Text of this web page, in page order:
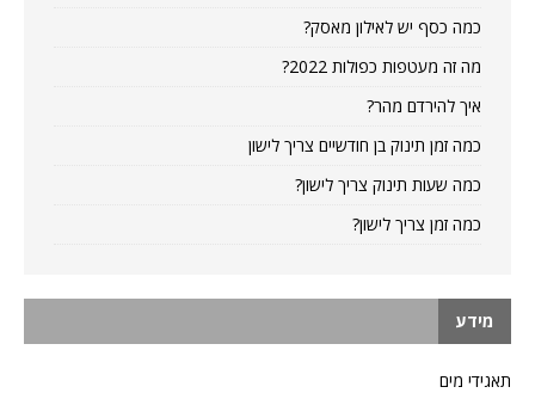
כמה כסף יש לאילון מאסק?
מה זה מעטפות כפולות 2022?
איך להירדם מהר?
כמה זמן תינוק בן חודשיים צריך לישון
כמה שעות תינוק צריך לישון?
כמה זמן צריך לישון?
מידע
תאגידי מים